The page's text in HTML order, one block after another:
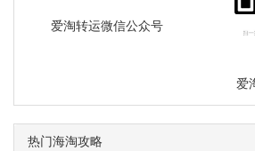
爱淘转运微信公众号
爱
热门海淘攻略